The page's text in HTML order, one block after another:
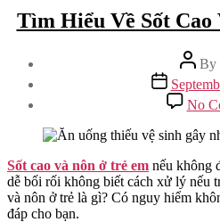
Tìm Hiểu Về Sốt Cao
Post
author
By
Post
date
No
Sốt cao và nôn ở trẻ em nếu không
dễ bối rối không biết cách xử lý nếu
và nôn ở trẻ là gì? Có nguy hiểm
đáp cho bạn.